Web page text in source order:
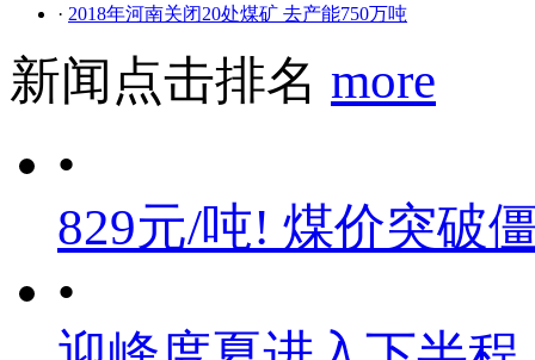
· 2018年河南关闭20处煤矿 去产能750万吨
新闻点击排名 more
•
829元/吨! 煤价突破
•